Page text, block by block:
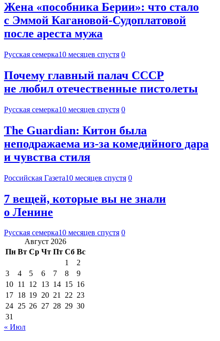
Жена «пособника Берии»: что стало
с Эммой Кагановой-Судоплатовой
после ареста мужа
Русская семерка10 месяцев спустя 0
Почему главный палач СССР
не любил отечественные пистолеты
Русская семерка10 месяцев спустя 0
The Guardian: Китон была
неподражаема из-за комедийного дара
и чувства стиля
Российская Газета10 месяцев спустя 0
7 вещей, которые вы не знали
о Ленине
Русская семерка10 месяцев спустя 0
Август 2026
Пн Вт Ср Чт Пт Сб Вс
1
2
3
4 5 6 7 8
9
10 11 12 13 14 15 16
17 18 19 20 21 22 23
24 25 26 27 28 29 30
31
« Июл